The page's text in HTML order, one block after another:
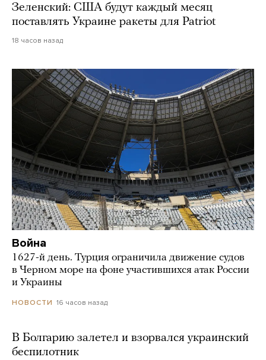
Зеленский: США будут каждый месяц
поставлять Украине ракеты для Patriot
18 часов назад
Война
1627-й день. Турция ограничила движение судов
в Черном море на фоне участившихся атак России
и Украины
НОВОСТИ 16 часов назад
В Болгарию залетел и взорвался украинский
беспилотник